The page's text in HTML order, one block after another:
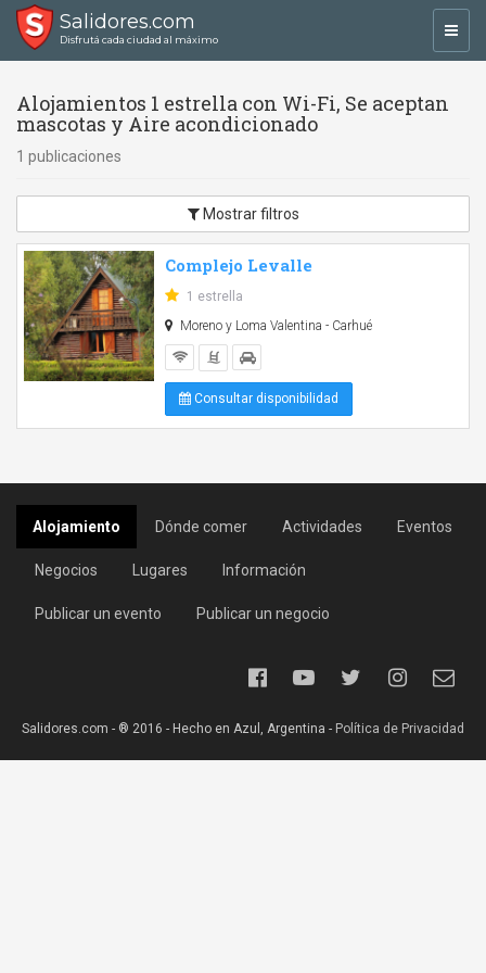
Salidores.com
Disfrutá cada ciudad al máximo
Alojamientos 1 estrella con Wi-Fi, Se aceptan
mascotas y Aire acondicionado
1 publicaciones
Mostrar filtros
Complejo Levalle
1 estrella
Moreno y Loma Valentina - Carhué
Consultar disponibilidad
Alojamiento Dónde comer Actividades Eventos
Negocios Lugares Información
Publicar un evento Publicar un negocio
Salidores.com - ® 2016 - Hecho en Azul, Argentina - Política de Privacidad